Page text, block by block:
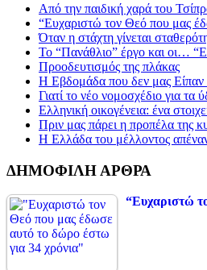
Από την παιδική χαρά του
“Ευχαριστώ τον Θεό που μας
Όταν η στάχτη γίνεται
Το “Πανάθλιο” έργο και οι…
Προοδευτισμός της πλάκας
Η Εβδομάδα που δεν μας
Γιατί το νέο νομοσχέδιο για τα
Ελληνική οικογένεια: ένα
Πριν μας πάρει η προπέλα της
Η Ελλάδα του μέλλοντος
ΔΗΜΟΦΙΛΗ ΑΡΘΡΑ
“Ευχαριστώ